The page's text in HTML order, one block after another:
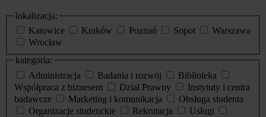
lokalizacja:
Katowice
Kraków Poznań Sopot
Warszawa
Wrocław
kategoria:
Administracja
Badania i rozwój
Biblioteka
Współpraca z biznesem
Dział Prawny
Instytuty i centra
badawcze
Marketing i komunikacja
Obsługa studenta
Organizacje studenckie
Rekrutacja
Usługi